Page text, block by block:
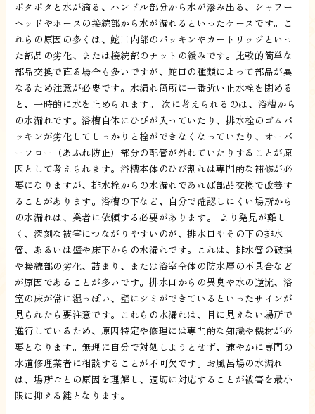
ポタポタと水が滴る、ハンドル部分から水が滲み出る、シャワー
ヘッドやホースの接続部から水が漏れるといったケースです。こ
れらの原因の多くは、蛇口内部のパッキンやカートリッジといっ
た部品の劣化、または接続部のナットの緩みです。比較的簡単な
部品交換で直る場合も多いですが、蛇口の種類によって部品が異
なるため注意が必要です。水漏れ箇所に一番近い止水栓を閉める
と、一時的に水を止められます。 次に考えられるのは、浴槽から
の水漏れです。浴槽自体にひびが入っていたり、排水栓のゴムパ
ッキンが劣化してしっかりと栓ができなくなっていたり、オーバ
ーフロー（あふれ防止）部分の配管が外れていたりすることが原
因として考えられます。浴槽本体のひび割れは専門的な補修が必
要になりますが、排水栓からの水漏れであれば部品交換で改善す
ることがあります。浴槽の下など、自分で確認しにくい場所から
の水漏れは、業者に依頼する必要があります。 より発見が難し
く、深刻な被害につながりやすいのが、排水口やその下の排水
管、あるいは壁や床下からの水漏れです。これは、排水管の破損
や接続部の劣化、詰まり、または浴室全体の防水層の不具合など
が原因であることが多いです。排水口からの異臭や水の逆流、浴
室の床が常に湿っぽい、壁にシミができているといったサインが
見られたら要注意です。これらの水漏れは、目に見えない場所で
進行しているため、原因特定や修理には専門的な知識や機材が必
要となります。無理に自分で対処しようとせず、速やかに専門の
水道修理業者に相談することが不可欠です。お風呂場の水漏れ
は、場所ごとの原因を理解し、適切に対応することが被害を最小
限に抑える鍵となります。